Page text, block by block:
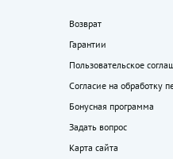
Возврат
Гарантии
Пользовательское
Согласие на обработку
Бонусная программа
Задать вопрос
Карта сайта